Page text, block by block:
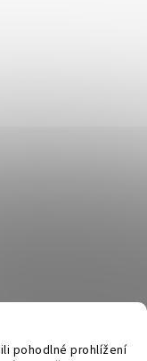
pohodlné prohlížení